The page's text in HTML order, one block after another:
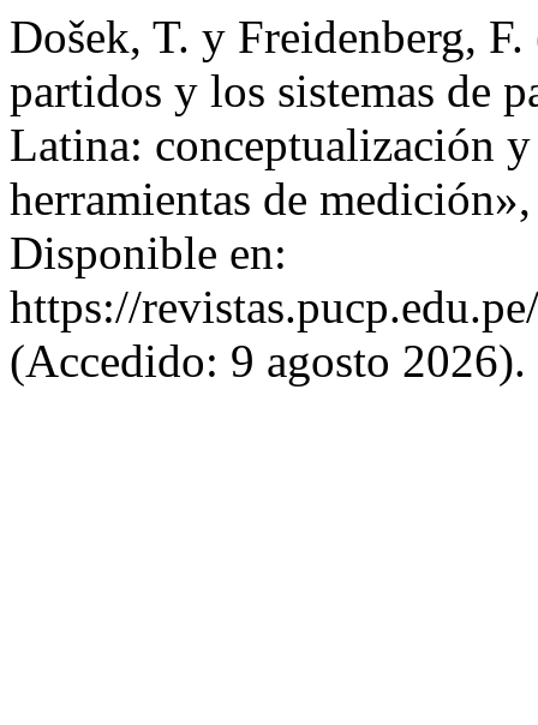
Došek, T. y Freidenberg,
partidos y los sistemas de
Latina: conceptualización
herramientas de
Disponible en:
https://
(Accedido: 9 agosto 2026).